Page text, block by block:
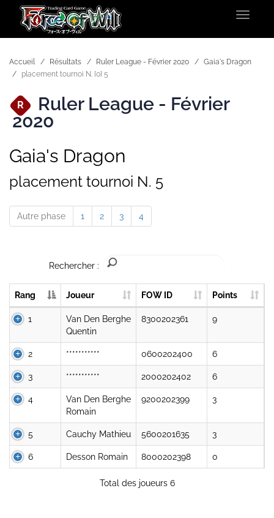
Toggle
Accueil Résultats Ruler League - Février 2020
Gaia's Dragon
placement tournoi N. {0} 5
R Ruler League - Février
2020
Gaia's Dragon
placement tournoi N. 5
Autre phase 1 2 3 4
Rechercher :
Rang Joueur FOW ID Points
1
Van Den Berghe
Quentin
8300202361 9
2 *********** 0600202400 6
3 *********** 2000202402 6
4
Van Den Berghe
Romain
9200202399 3
5 Cauchy Mathieu 5600201635 3
6 Desson Romain 8000202398 0
Total des joueurs 6